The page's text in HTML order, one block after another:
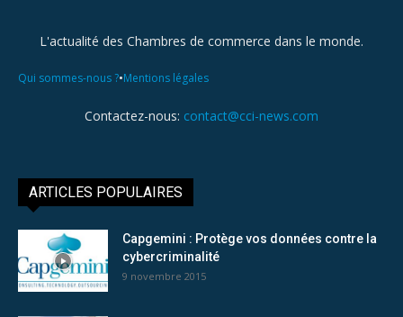
L'actualité des Chambres de commerce dans le monde.
Qui sommes-nous ?•Mentions légales
Contactez-nous: contact@cci-news.com
ARTICLES POPULAIRES
Capgemini : Protège vos données contre la
cybercriminalité
9 novembre 2015